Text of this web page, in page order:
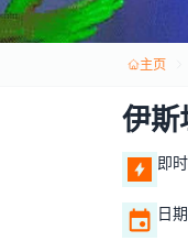
主页
伊斯
即
日